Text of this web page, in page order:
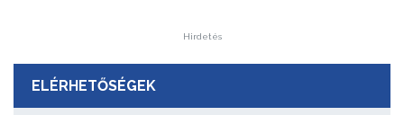
Hirdetés
ELÉRHETŐSÉGEK